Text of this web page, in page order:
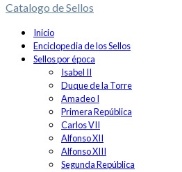
Catalogo de Sellos
Inicio
Enciclopedia de los Sellos
Sellos por época
Isabel II
Duque de la Torre
Amadeo I
Primera República
Carlos VII
Alfonso XII
Alfonso XIII
Segunda República